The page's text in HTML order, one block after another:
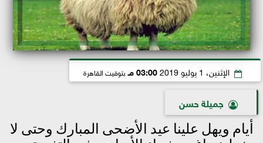
الإثنين، 1 يوليو 2019 03:00 مـ بتوقيت القاهرة
جميلة حسن
أيام ويهل علينا عيد الأضحى المبارك وحتى لا